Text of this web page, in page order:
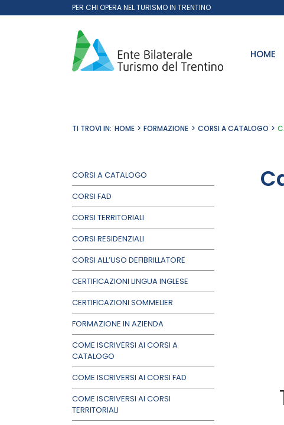
al
PER CHI OPERA NEL TURISMO IN TRENTINO
HOME
TI TROVI IN: HOME FORMAZIONE CORSI A CATALOGO
CORSI A CATALOGO
CORSI FAD
CORSI TERRITORIALI
CORSI RESIDENZIALI
CORSI ALL’USO DEFIBRILLATORE
CERTIFICAZIONI LINGUA INGLESE
CERTIFICAZIONI SOMMELIER
FORMAZIONE IN AZIENDA
COME ISCRIVERSI AI CORSI A
CATALOGO
COME ISCRIVERSI AI CORSI FAD
COME ISCRIVERSI AI CORSI
TERRITORIALI